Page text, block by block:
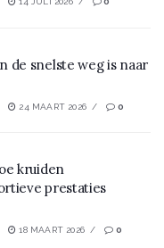
de snelste weg is naar
24 MAART 2026 0
kruiden
prestaties
18 MAART 2026 0